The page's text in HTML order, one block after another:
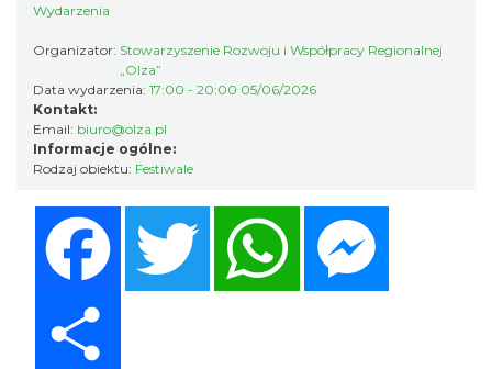
wystawy zdjęć miesiąca Cieszyńskiego
Towarzystwa Fotograficznego
Cieszyn
2026-08-07
0.06 km
Wydarzenia
Organizator: Stowarzyszenie Rozwoju i Współpracy Regionalnej
„Olza”
Data wydarzenia: 17:00 - 20:00 05/06/2026
Kontakt:
Email: biuro@olza.pl
Informacje ogólne:
Rodzaj obiektu: Festiwale
Twitter